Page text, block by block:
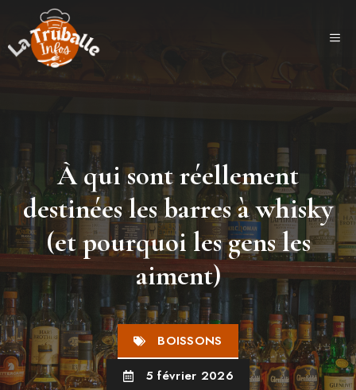
contenu
À qui sont réellement
destinées les barres à whisky
(et pourquoi les gens les
aiment)
BOISSONS
5 février 2026